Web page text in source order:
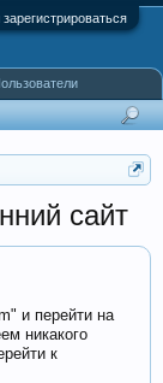
сайт
и перейти на
никакого
к